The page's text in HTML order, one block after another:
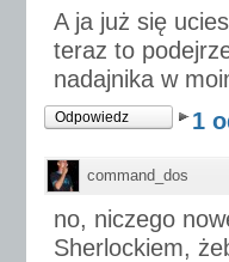
A ja już się
teraz to
nadajnika w
Odpowiedz 1
command_dos
no, niczego
Sherlockiem,